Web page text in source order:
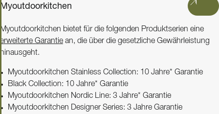
Myoutdoorkitchen
Myoutdoorkitchen bietet für die folgenden Produktserien eine
erweiterte Garantie an, die über die gesetzliche Gewährleistung
hinausgeht.
Myoutdoorkitchen Stainless Collection: 10 Jahre* Garantie
Black Collection: 10 Jahre* Garantie
Myoutdoorkitchen Nordic Line: 3 Jahre* Garantie
Myoutdoorkitchen Designer Series: 3 Jahre Garantie